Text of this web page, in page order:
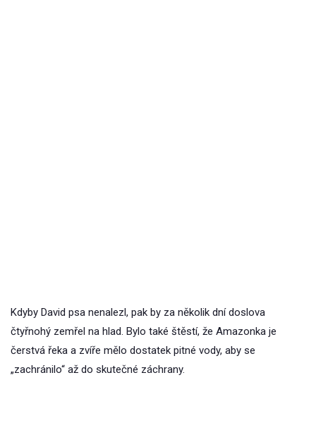
Kdyby David psa nenalezl, pak by za několik dní doslova
čtyřnohý zemřel na hlad. Bylo také štěstí, že Amazonka je
čerstvá řeka a zvíře mělo dostatek pitné vody, aby se
„zachránilo“ až do skutečné záchrany.